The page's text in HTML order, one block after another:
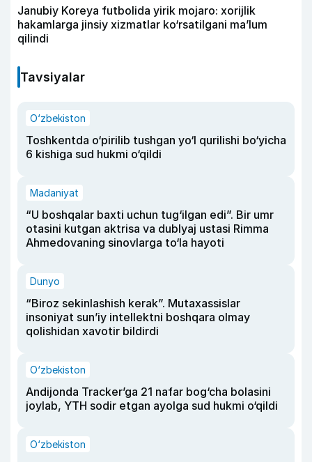
Janubiy Koreya futbolida yirik mojaro: xorijlik
hakamlarga jinsiy xizmatlar ko‘rsatilgani ma’lum
qilindi
Tavsiyalar
O‘zbekiston
Toshkentda o‘pirilib tushgan yo‘l qurilishi bo‘yicha
6 kishiga sud hukmi o‘qildi
Madaniyat
“U boshqalar baxti uchun tug‘ilgan edi”. Bir umr
otasini kutgan aktrisa va dublyaj ustasi Rimma
Ahmedovaning sinovlarga to‘la hayoti
Dunyo
“Biroz sekinlashish kerak”. Mutaxassislar
insoniyat sun’iy intellektni boshqara olmay
qolishidan xavotir bildirdi
O‘zbekiston
Andijonda Tracker’ga 21 nafar bog‘cha bolasini
joylab, YTH sodir etgan ayolga sud hukmi o‘qildi
O‘zbekiston